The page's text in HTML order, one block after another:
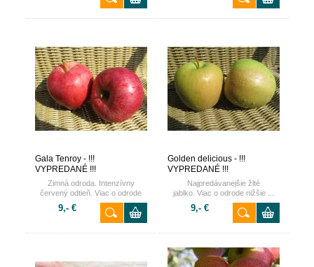
Gala Tenroy - !!!
VYPREDANÉ !!!
Zimná odroda. Intenzívny
červený odtieň. Viac o odrode
nižšie ...
9,- €
Golden delicious - !!!
VYPREDANÉ !!!
Najpredávanejšie žlté
jablko. Viac o odrode nižšie ...
9,- €